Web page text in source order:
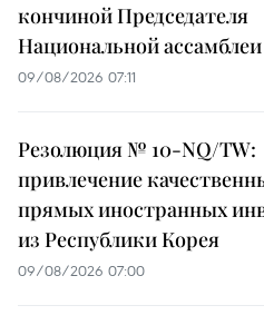
кончиной Председателя
Национальной
09/08/2026 07:11
Резолюция № 10-NQ/TW:
привлечение
прямых иностранных
из Республики Корея
09/08/2026 07:00